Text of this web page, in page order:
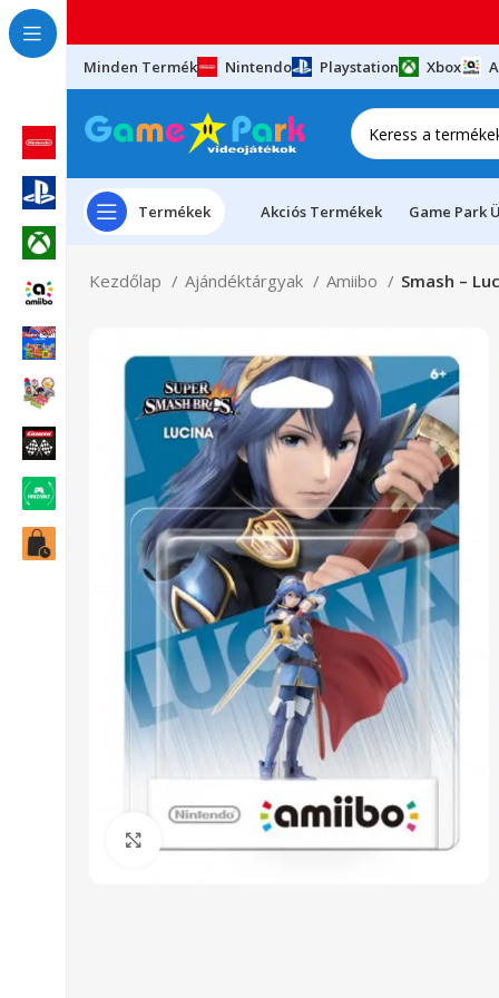
Minden Termék Nintendo Playstation Xbox
Termékek Akciós Termékek Game Park
Kezdőlap Ajándéktárgyak Amiibo Smash –